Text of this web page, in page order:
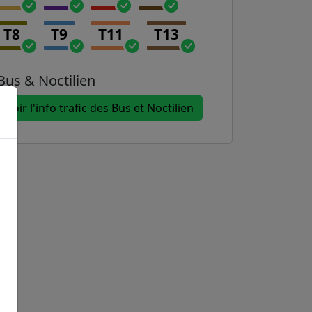
T8 T9 T11 T13
& Noctilien
Voir l'info trafic des Bus et Noctilien